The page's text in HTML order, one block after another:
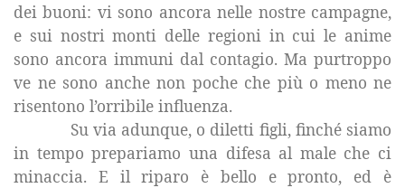
dei buoni: vi sono ancora nelle nostre campagne,
e sui nostri monti delle regioni in cui le anime
sono ancora immuni dal contagio. Ma purtroppo
ve ne sono anche non poche che più o meno ne
risentono l’orribile influenza.
Su via adunque, o diletti figli, finché siamo
in tempo prepariamo una difesa al male che ci
minaccia. E il riparo è bello e pronto, ed è